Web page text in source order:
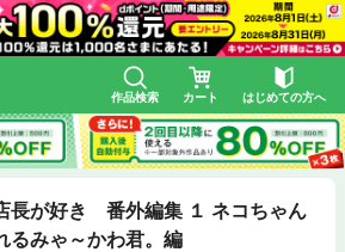
作品検索 カート はじめての方へ
長が好き 番外編集 １ ネコちゃん
るみゃ～かわ君。編